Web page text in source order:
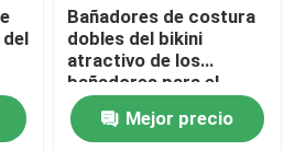
pieza de las señoras
tamaño de las señoras
Bañadores de costura
dobles del bikini
atractivo de los
bañadores para el
contraste de las
mujeresMejor precio